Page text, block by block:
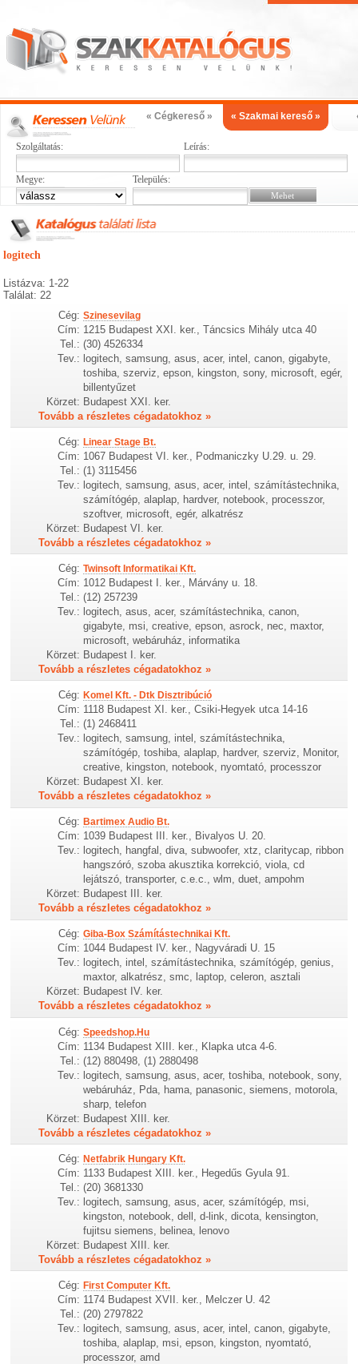
« Cégkereső » « Szakmai kereső »
Szolgáltatás: Leírás:
Megye: Település:
logitech
Listázva: 1-22
Találat: 22
Cég: Szinesevilag
Cím: 1215 Budapest XXI. ker., Táncsics Mihály utca 40
Tel.: (30) 4526334
Tev.: logitech, samsung, asus, acer, intel, canon, gigabyte,
toshiba, szerviz, epson, kingston, sony, microsoft, egér,
billentyűzet
Körzet: Budapest XXI. ker.
Tovább a részletes cégadatokhoz »
Cég: Linear Stage Bt.
Cím: 1067 Budapest VI. ker., Podmaniczky U.29. u. 29.
Tel.: (1) 3115456
Tev.: logitech, samsung, asus, acer, intel, számítástechnika,
számítógép, alaplap, hardver, notebook, processzor,
szoftver, microsoft, egér, alkatrész
Körzet: Budapest VI. ker.
Tovább a részletes cégadatokhoz »
Cég: Twinsoft Informatikai Kft.
Cím: 1012 Budapest I. ker., Márvány u. 18.
Tel.: (12) 257239
Tev.: logitech, asus, acer, számítástechnika, canon,
gigabyte, msi, creative, epson, asrock, nec, maxtor,
microsoft, webáruház, informatika
Körzet: Budapest I. ker.
Tovább a részletes cégadatokhoz »
Cég: Komel Kft. - Dtk Disztribúció
Cím: 1118 Budapest XI. ker., Csiki-Hegyek utca 14-16
Tel.: (1) 2468411
Tev.: logitech, samsung, intel, számítástechnika,
számítógép, toshiba, alaplap, hardver, szerviz, Monitor,
creative, kingston, notebook, nyomtató, processzor
Körzet: Budapest XI. ker.
Tovább a részletes cégadatokhoz »
Cég: Bartimex Audio Bt.
Cím: 1039 Budapest III. ker., Bivalyos U. 20.
Tev.: logitech, hangfal, diva, subwoofer, xtz, claritycap, ribbon
hangszóró, szoba akusztika korrekció, viola, cd
lejátszó, transporter, c.e.c., wlm, duet, ampohm
Körzet: Budapest III. ker.
Tovább a részletes cégadatokhoz »
Cég: Giba-Box Számítástechnikai Kft.
Cím: 1044 Budapest IV. ker., Nagyváradi U. 15
Tev.: logitech, intel, számítástechnika, számítógép, genius,
maxtor, alkatrész, smc, laptop, celeron, asztali
Körzet: Budapest IV. ker.
Tovább a részletes cégadatokhoz »
Cég: Speedshop.Hu
Cím: 1134 Budapest XIII. ker., Klapka utca 4-6.
Tel.: (12) 880498, (1) 2880498
Tev.: logitech, samsung, asus, acer, toshiba, notebook, sony,
webáruház, Pda, hama, panasonic, siemens, motorola,
sharp, telefon
Körzet: Budapest XIII. ker.
Tovább a részletes cégadatokhoz »
Cég: Netfabrik Hungary Kft.
Cím: 1133 Budapest XIII. ker., Hegedűs Gyula 91.
Tel.: (20) 3681330
Tev.: logitech, samsung, asus, acer, számítógép, msi,
kingston, notebook, dell, d-link, dicota, kensington,
fujitsu siemens, belinea, lenovo
Körzet: Budapest XIII. ker.
Tovább a részletes cégadatokhoz »
Cég: First Computer Kft.
Cím: 1174 Budapest XVII. ker., Melczer U. 42
Tel.: (20) 2797822
Tev.: logitech, samsung, asus, acer, intel, canon, gigabyte,
toshiba, alaplap, msi, epson, kingston, nyomtató,
processzor, amd